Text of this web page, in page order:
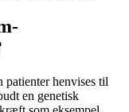
henvises til
en genetisk